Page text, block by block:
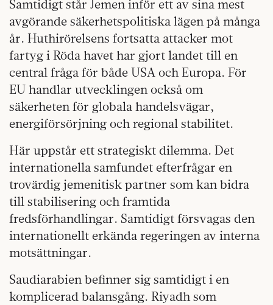
Samtidigt står Jemen inför ett av sina mest
avgörande säkerhetspolitiska lägen på många
år. Huthirörelsens fortsatta attacker mot
fartyg i Röda havet har gjort landet till en
central fråga för både USA och Europa. För
EU handlar utvecklingen också om
säkerheten för globala handelsvägar,
energiförsörjning och regional stabilitet.
Här uppstår ett strategiskt dilemma. Det
internationella samfundet efterfrågar en
trovärdig jemenitisk partner som kan bidra
till stabilisering och framtida
fredsförhandlingar. Samtidigt försvagas den
internationellt erkända regeringen av interna
motsättningar.
Saudiarabien befinner sig samtidigt i en
komplicerad balansgång. Riyadh som